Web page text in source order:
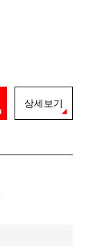
상세보기